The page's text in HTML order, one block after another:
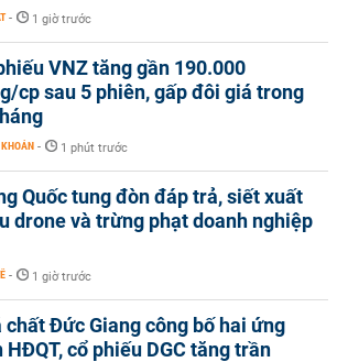
- 1 giờ trước
VNZ tăng gần 190.000
cp sau 5 phiên, gấp đôi giá trong
- 1 phút trước
Quốc tung đòn đáp trả, siết xuất
drone và trừng phạt doanh nghiệp
- 1 giờ trước
chất Đức Giang công bố hai ứng
HĐQT, cổ phiếu DGC tăng trần